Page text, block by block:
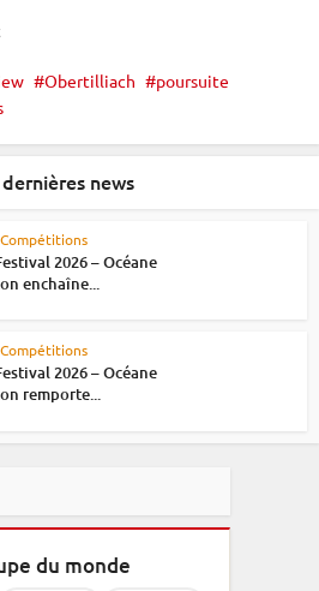
Obertilliach
poursuite
news
2026 – Océane
enchaîne...
2026 – Océane
remporte...
du monde